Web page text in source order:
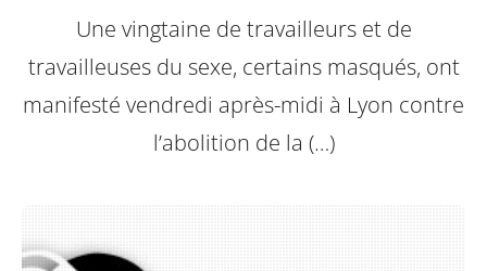
Une vingtaine de travailleurs et de
travailleuses du sexe, certains masqués, ont
manifesté vendredi après-midi à Lyon contre
l’abolition de la (…)